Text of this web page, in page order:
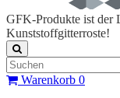
GFK-Produkte ist der
Kunststoffgitterroste!
Warenkorb 0